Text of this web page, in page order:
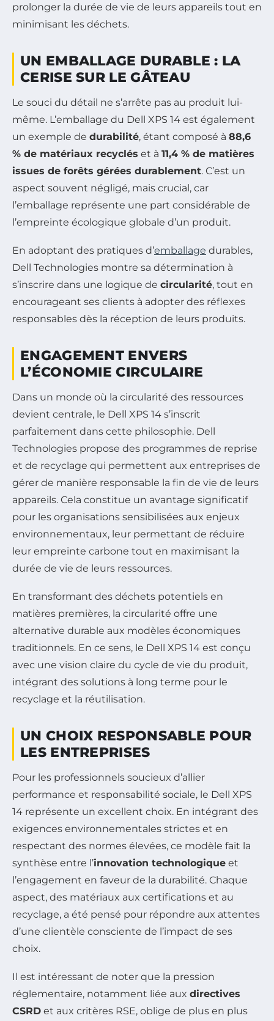
prolonger la durée de vie de leurs appareils tout en
minimisant les déchets.
UN EMBALLAGE DURABLE : LA
CERISE SUR LE GÂTEAU
Le souci du détail ne s’arrête pas au produit lui-
même. L’emballage du Dell XPS 14 est également
un exemple de durabilité, étant composé à 88,6
% de matériaux recyclés et à 11,4 % de matières
issues de forêts gérées durablement. C’est un
aspect souvent négligé, mais crucial, car
l’emballage représente une part considérable de
l’empreinte écologique globale d’un produit.
En adoptant des pratiques d’emballage durables,
Dell Technologies montre sa détermination à
s’inscrire dans une logique de circularité, tout en
encourageant ses clients à adopter des réflexes
responsables dès la réception de leurs produits.
ENGAGEMENT ENVERS
L’ÉCONOMIE CIRCULAIRE
Dans un monde où la circularité des ressources
devient centrale, le Dell XPS 14 s’inscrit
parfaitement dans cette philosophie. Dell
Technologies propose des programmes de reprise
et de recyclage qui permettent aux entreprises de
gérer de manière responsable la fin de vie de leurs
appareils. Cela constitue un avantage significatif
pour les organisations sensibilisées aux enjeux
environnementaux, leur permettant de réduire
leur empreinte carbone tout en maximisant la
durée de vie de leurs ressources.
En transformant des déchets potentiels en
matières premières, la circularité offre une
alternative durable aux modèles économiques
traditionnels. En ce sens, le Dell XPS 14 est conçu
avec une vision claire du cycle de vie du produit,
intégrant des solutions à long terme pour le
recyclage et la réutilisation.
UN CHOIX RESPONSABLE POUR
LES ENTREPRISES
Pour les professionnels soucieux d’allier
performance et responsabilité sociale, le Dell XPS
14 représente un excellent choix. En intégrant des
exigences environnementales strictes et en
respectant des normes élevées, ce modèle fait la
synthèse entre l’innovation technologique et
l’engagement en faveur de la durabilité. Chaque
aspect, des matériaux aux certifications et au
recyclage, a été pensé pour répondre aux attentes
d’une clientèle consciente de l’impact de ses
choix.
Il est intéressant de noter que la pression
réglementaire, notamment liée aux directives
CSRD et aux critères RSE, oblige de plus en plus